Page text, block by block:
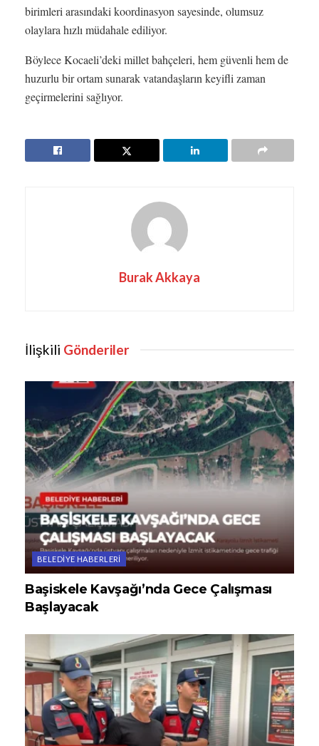
birimleri arasındaki koordinasyon sayesinde, olumsuz
olaylara hızlı müdahale ediliyor.
Böylece Kocaeli’deki millet bahçeleri, hem güvenli hem de
huzurlu bir ortam sunarak vatandaşların keyifli zaman
geçirmelerini sağlıyor.
Burak Akkaya
İlişkili Gönderiler
BELEDIYE HABERLERI
Başiskele Kavşağı’nda Gece Çalışması
Başlayacak